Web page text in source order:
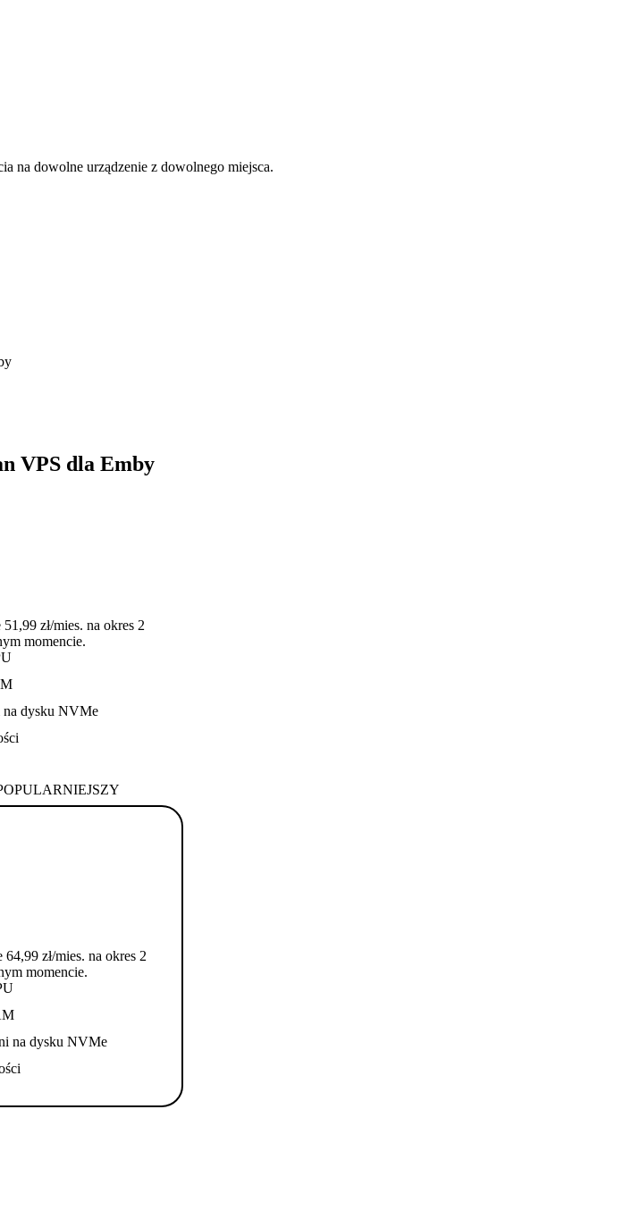
na dowolne urządzenie z dowolnego miejsca.
VPS dla Emby
zł/mies. na okres 2
momencie.
na dysku NVMe
zł/mies. na okres 2
momencie.
na dysku NVMe